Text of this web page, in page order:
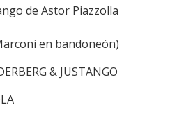
de Astor Piazzolla
en bandoneón)
& JUSTANGO